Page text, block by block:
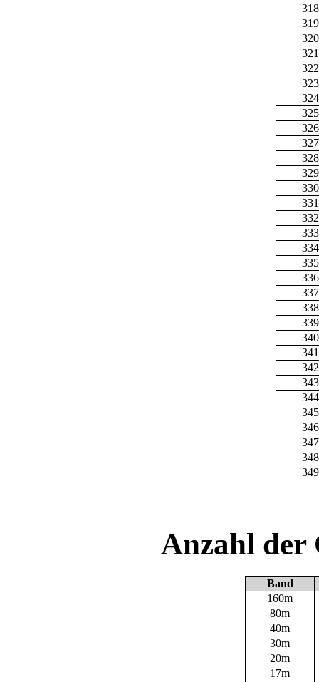
318
319
320
321
322
323
324
325
326
327
328
329
330
331
332
333
334
335
336
337
338
339
340
341
342
343
344
345
346
347
348
349
Anzahl der
Band
160m
80m
40m
30m
20m
17m